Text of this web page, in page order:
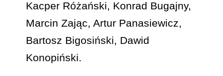
Kacper Różański, Konrad Bugajny,
Marcin Zając, Artur Panasiewicz,
Bartosz Bigosiński, Dawid
Konopiński.